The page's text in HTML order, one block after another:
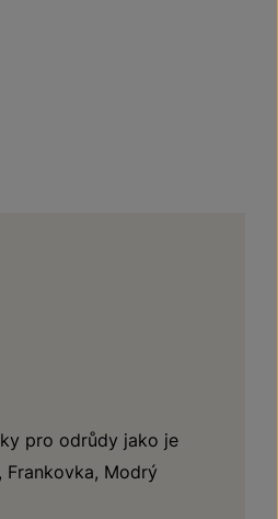
pro odrůdy jako je
Frankovka, Modrý